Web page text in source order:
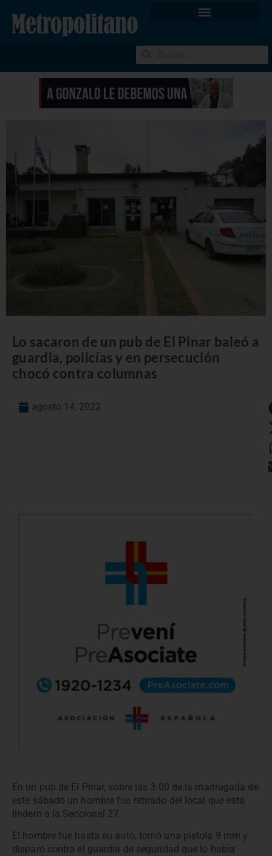
Lo sacaron de un pub de El Pinar baleó a
guardia, policías y en persecución
chocó contra columnas
agosto 14, 2022
En un pub de El Pinar, sobre las 3:00 de la madrugada de
este sábado un hombre fue retirado del local que está
lindero a la Seccional 27.
El hombre fue hasta su auto, tomó una pistola 9 mm y
disparó contra el guardia de seguridad que lo había